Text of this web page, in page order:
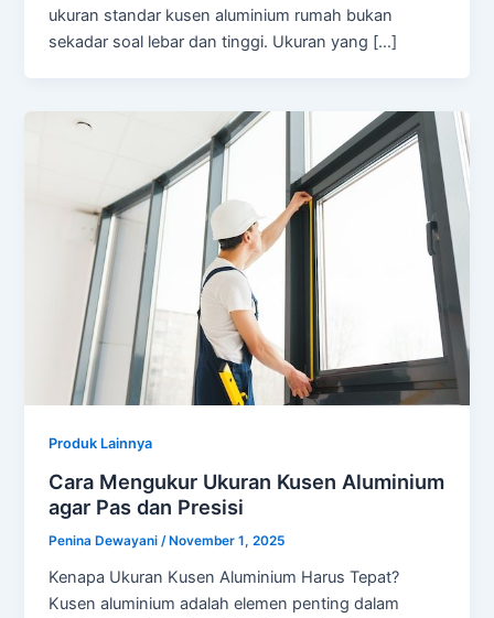
ukuran standar kusen aluminium rumah bukan
sekadar soal lebar dan tinggi. Ukuran yang […]
Produk Lainnya
Cara Mengukur Ukuran Kusen Aluminium
agar Pas dan Presisi
Penina Dewayani/November 1, 2025
Kenapa Ukuran Kusen Aluminium Harus Tepat?
Kusen aluminium adalah elemen penting dalam